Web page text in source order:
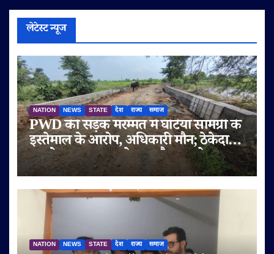
लेटेस्ट न्यूज
NATION NEWS STATE देश राज्य समाज
PWD की सड़क मरम्मत में घटिया सामग्री के
इस्तेमाल के आरोप, अधिकारी मौन; ठेकेदार
पर दोबारा गुणवत्ता से समझौता करने का
आरोप
NATION NEWS STATE देश राज्य समाज